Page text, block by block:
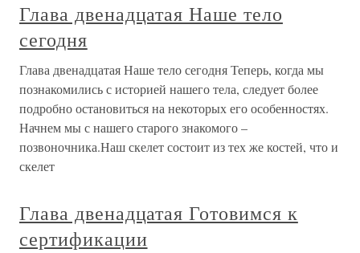
Глава двенадцатая Наше тело
сегодня
Глава двенадцатая Наше тело сегодня Теперь, когда мы
познакомились с историей нашего тела, следует более
подробно остановиться на некоторых его особенностях.
Начнем мы с нашего старого знакомого –
позвоночника.Наш скелет состоит из тех же костей, что и
скелет
Глава двенадцатая Готовимся к
сертификации